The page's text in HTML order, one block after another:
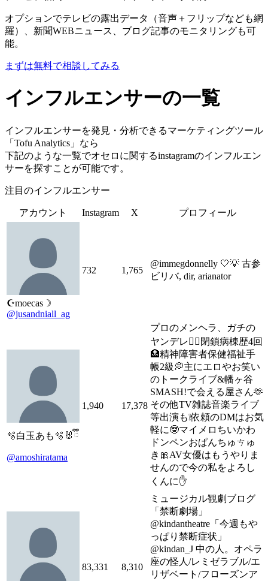
オプションでテレビの露出データ（音声＋フリップなども網
羅）、新聞WEBニュース、ブログ記事のモニタリングも可
能。
まずは無料で相談してみる
インフルエンサーの一覧
インフルエンサーを発見・分析できるマーケティングツール
「Tofu Analytics」なら
下記のような一覧でオセロに関するinstagramのインフルエン
サーを探すことが可能です。
注目のインフルエンサー
アカウント Instagram X プロフィール
☪︎moecas☽
@jusandniall_ag
732 1,765
@immegdonnelly 🤍💡 古参
ビリバ, dir, arianator
🫧白玉あも🫧🐰ྀི
@amoshiratama
1,940 17,378
プロのメンヘラ、ガチの
ヤンデレ❤️‍🔥閉鎖病棟歴4回
🏥精神障害者保健福祉手
帳2級💭主にエロやお笑い
のトークライブ&幡ヶ谷
SMASH!で会える屋さん🫶
その他TV雑誌音楽ライブ
等出演も❕依頼のDMはお気
軽に🤓マイメロちいかわ
ドンペンおぱんちゅㄘゅ
き🎀AV女優はもうやりま
せんので今の私をよろし
くんに✋
83,331 8,310
ミュージカル観劇ブログ
「禁断劇場」
@kindantheatre「今週もや
っぱり禁断症状」
@kindan_J 中の人。オペラ
座の怪人/レミゼラブル/エ
リザベート/フローズンア